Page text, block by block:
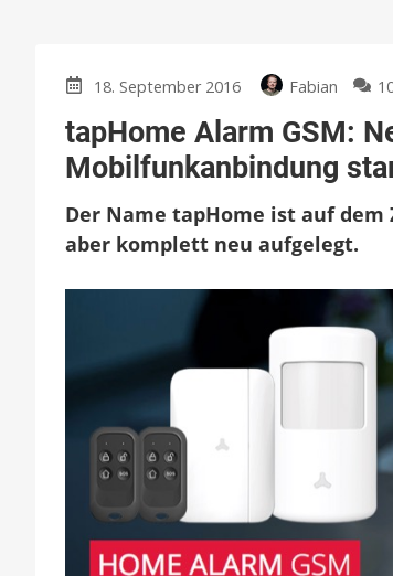
18. September 2016 Fabian
tapHome Alarm GSM:
Mobilfunkanbindung
Der Name tapHome ist auf
aber komplett neu aufgelegt.